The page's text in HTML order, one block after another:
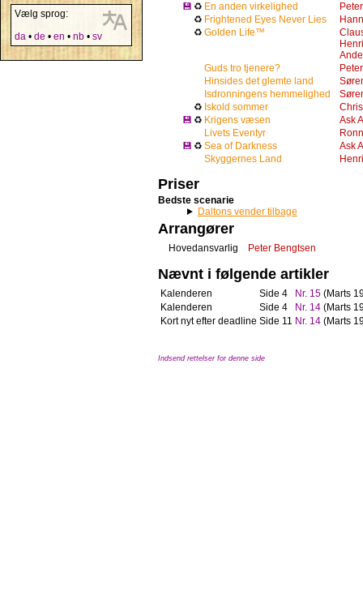
Vælg sprog:
da • de • en • nb • sv
💾 ♻ En anden virkelighed
♻ Frightened Eyes Never Lies
♻ Golden Life™
Guds tro tjenere?
Hinsides det glemte land
Isdronningens hemmelighed
♻ Iskold sommer
💾 ♻ Krigens væsen
Ask
Livets Eventyr
💾 ♻ Sea of Darkness
Ask
Skyggernes Land
Priser
Bedste scenarie
Daltons vender tilbage
Arrangører
Hovedansvarlig Peter Bengtsen
Nævnt i følgende artikler
Kalenderen Side 4 Nr. 15 (Marts
Kalenderen
Side 4 Nr. 14 (Marts
Kort nyt efter deadline Side 11 Nr. 14 (Marts
Indsend rettelser for denne side